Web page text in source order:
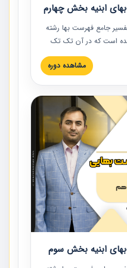
ابنیه بخش چهارم
جامع فهرست بها رشته
شده است که در آن تک تک
و ارائه شده است. این
همراه تصاویر عملیات
مدیر پروژه مهندسی
ابنیه ارائه شده و به تمام
حال فعالیت هستند حتما
نمایند.
مشاهده دوره
ابنیه بخش سوم